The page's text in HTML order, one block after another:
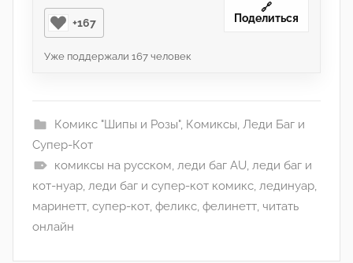
+167
Уже поддержали 167 человек
🔗
Поделиться
Комикс "Шипы и Розы", Комиксы, Леди Баг и
Супер-Кот
комиксы на русском, леди баг AU, леди баг и
кот-нуар, леди баг и супер-кот комикс, лединуар,
маринетт, супер-кот, феликс, фелинетт, читать
онлайн